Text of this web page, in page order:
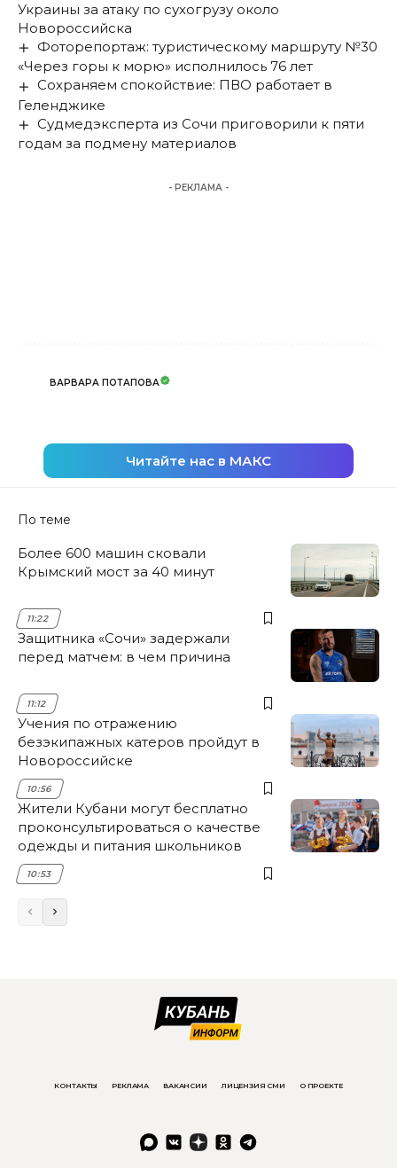
Украины за атаку по сухогрузу около
Новороссийска
Фоторепортаж: туристическому маршруту №30
«Через горы к морю» исполнилось 76 лет
Сохраняем спокойствие: ПВО работает в
Геленджике
Судмедэксперта из Сочи приговорили к пяти
годам за подмену материалов
- РЕКЛАМА -
ВАРВАРА ПОТАПОВА
Читайте нас в МАКС
По теме
Более 600 машин сковали
Крымский мост за 40 минут
11:22
Защитника «Сочи» задержали
перед матчем: в чем причина
11:12
Учения по отражению
безэкипажных катеров пройдут в
Новороссийске
10:56
Жители Кубани могут бесплатно
проконсультироваться о качестве
одежды и питания школьников
10:53
КОНТАКТЫ РЕКЛАМА ВАКАНСИИ ЛИЦЕНЗИЯ СМИ О ПРОЕКТЕ